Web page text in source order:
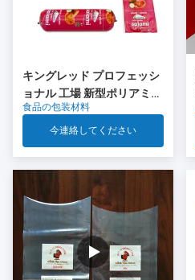
キングレッド プロフェッシ
ョナル 工場 新型ポリアミド
ソーセージ キャッシング 食
品グレードのプラスチック
OEM
食品の包装材料
今連絡してください